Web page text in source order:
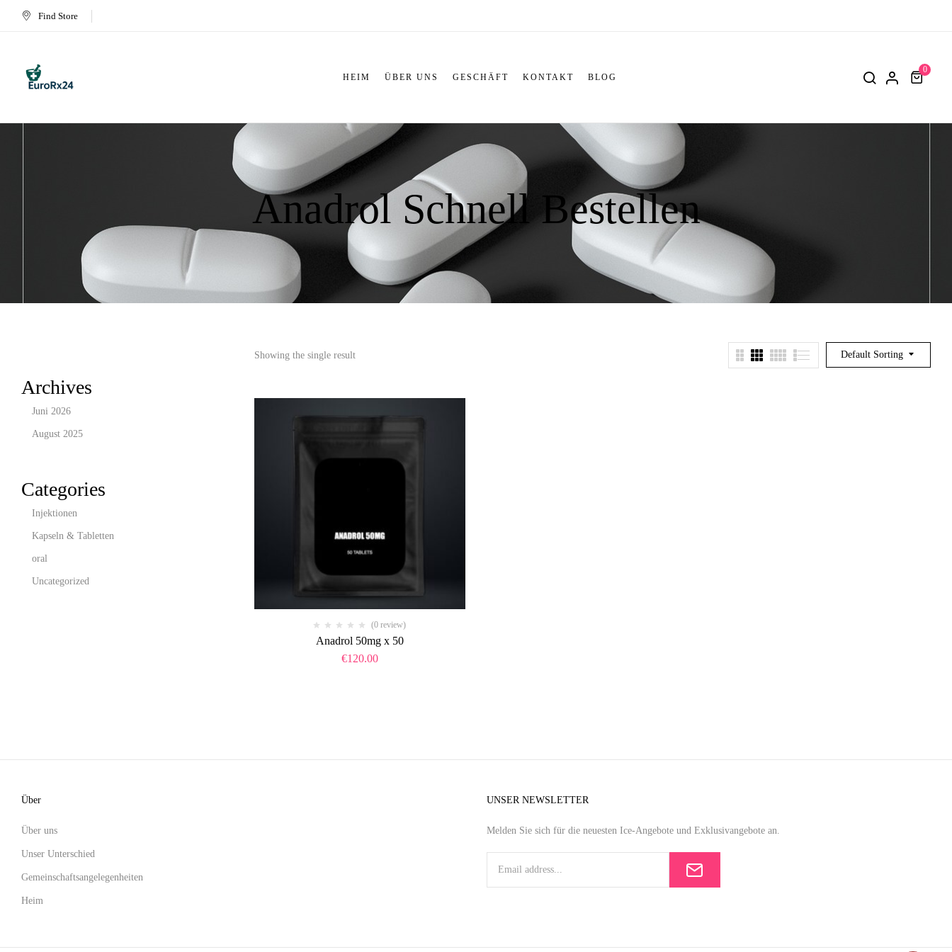
Find Store
HEIM ÜBER UNS GESCHÄFT KONTAKT BLOG
0
Anadrol Schnell Bestellen
Archives
Juni 2026
August 2025
Categories
Injektionen
Kapseln & Tabletten
oral
Uncategorized
Default Sorting
Showing the single result
(0 review)
Anadrol 50mg x 50
€120.00
Über
Über uns
Unser Unterschied
Gemeinschaftsangelegenheiten
Heim
UNSER NEWSLETTER
Melden Sie sich für die neuesten Ice-Angebote und Exklusivangebote an.